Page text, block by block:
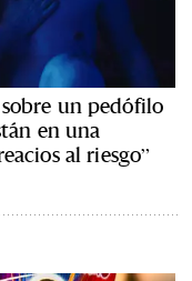
un pedófilo
en una
al riesgo”